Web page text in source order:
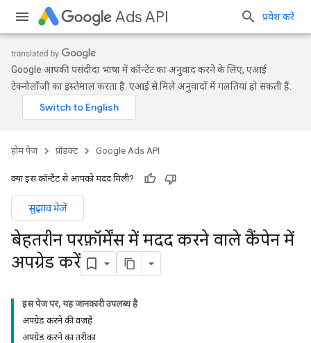
Ads API प्रवेश करें
Google आपकी पसंदीदा भाषा में कॉन्टेंट का अनुवाद करने के लिए, एआई
टेक्नोलॉजी का इस्तेमाल करता है. एआई से मिले अनुवादों में गलतियां हो सकती हैं.
होम पेज प्रॉडक्ट Google Ads API
क्या इस कॉन्टेंट से आपको मदद मिली?
सुझाव भेजें
बेहतरीन परफ़ॉर्मेंस में मदद करने वाले कैंपेन में
अपग्रेड करें
इस पेज पर, यह जानकारी उपलब्ध है
अपग्रेड करने की वजहें
अपग्रेड करने का तरीका